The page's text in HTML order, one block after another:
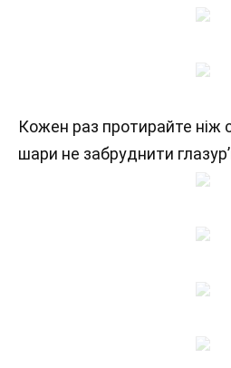
Кожен раз протирайте
шари не забруднити